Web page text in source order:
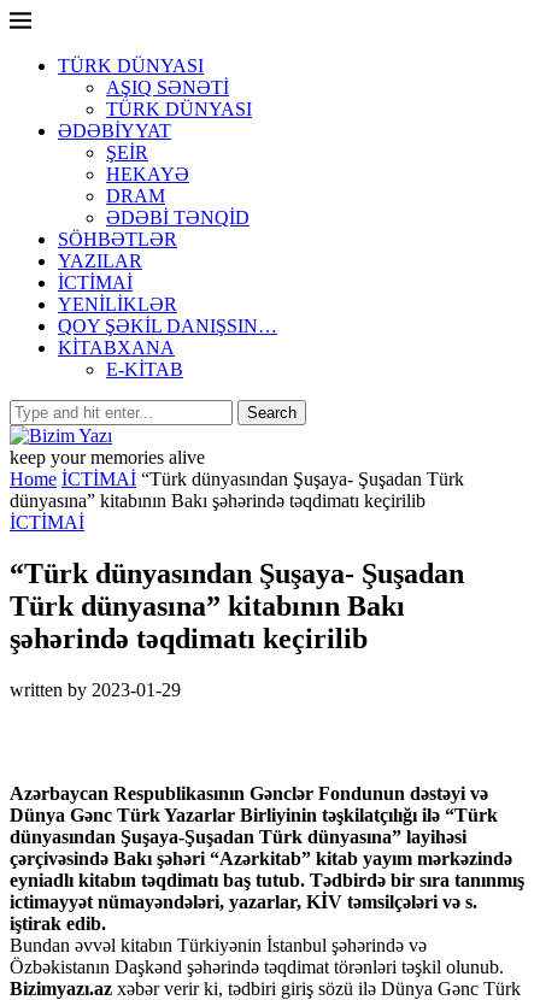
TÜRK DÜNYASI
AŞIQ SƏNƏTİ
TÜRK DÜNYASI
ƏDƏBİYYAT
ŞEİR
HEKAYƏ
DRAM
ƏDƏBİ TƏNQİD
SÖHBƏTLƏR
YAZILAR
İCTİMAİ
YENİLİKLƏR
QOY ŞƏKİL DANIŞSIN…
KİTABXANA
E-KİTAB
keep your memories alive
Home İCTİMAİ “Türk dünyasından Şuşaya- Şuşadan Türk
dünyasına” kitabının Bakı şəhərində təqdimatı keçirilib
İCTİMAİ
“Türk dünyasından Şuşaya- Şuşadan
Türk dünyasına” kitabının Bakı
şəhərində təqdimatı keçirilib
written by 2023-01-29
Azərbaycan Respublikasının Gənclər Fondunun dəstəyi və
Dünya Gənc Türk Yazarlar Birliyinin təşkilatçılığı ilə “Türk
dünyasından Şuşaya-Şuşadan Türk dünyasına” layihəsi
çərçivəsində Bakı şəhəri “Azərkitab” kitab yayım mərkəzində
eyniadlı kitabın təqdimatı baş tutub. Tədbirdə bir sıra tanınmış
ictimayyət nümayəndələri, yazarlar, KİV təmsilçələri və s.
iştirak edib.
Bundan əvvəl kitabın Türkiyənin İstanbul şəhərində və
Özbəkistanın Daşkənd şəhərində təqdimat törənləri təşkil olunub.
Bizimyazı.az xəbər verir ki, tədbiri giriş sözü ilə Dünya Gənc Türk